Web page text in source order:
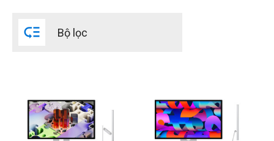
 Bộ lọc